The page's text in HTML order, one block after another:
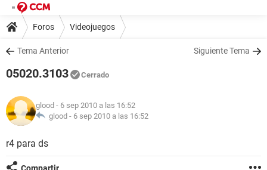
Foros Videojuegos
Tema Anterior Siguiente Tema
05020.3103 Cerrado
glood - 6 sep 2010 a las 16:52
glood - 6 sep 2010 a las 16:52
r4 para ds